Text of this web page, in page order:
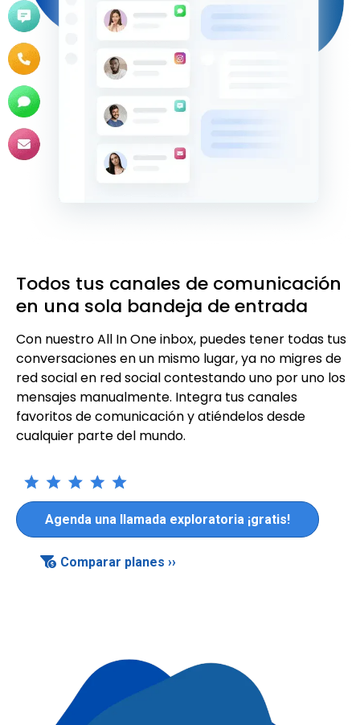
Todos tus canales de comunicación
en una sola bandeja de entrada
Con nuestro All In One inbox, puedes tener todas tus
conversaciones en un mismo lugar, ya no migres de
red social en red social contestando uno por uno los
mensajes manualmente. Integra tus canales
favoritos de comunicación y atiéndelos desde
cualquier parte del mundo.
Agenda una llamada exploratoria ¡gratis!
Comparar planes ››